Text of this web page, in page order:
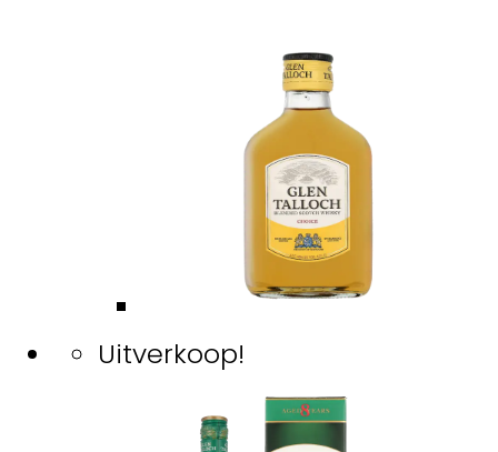
Uitverkoop!